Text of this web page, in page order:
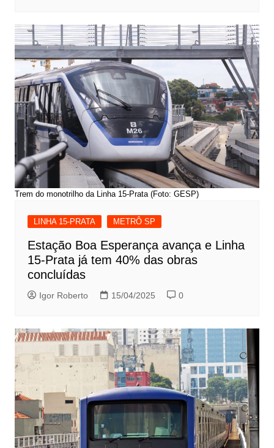
Trem do monotrilho da Linha 15-Prata (Foto: GESP)
LINHA 15-PRATA METRÔ SP
Estação Boa Esperança avança e Linha
15-Prata já tem 40% das obras
concluídas
Igor Roberto 15/04/2025 0